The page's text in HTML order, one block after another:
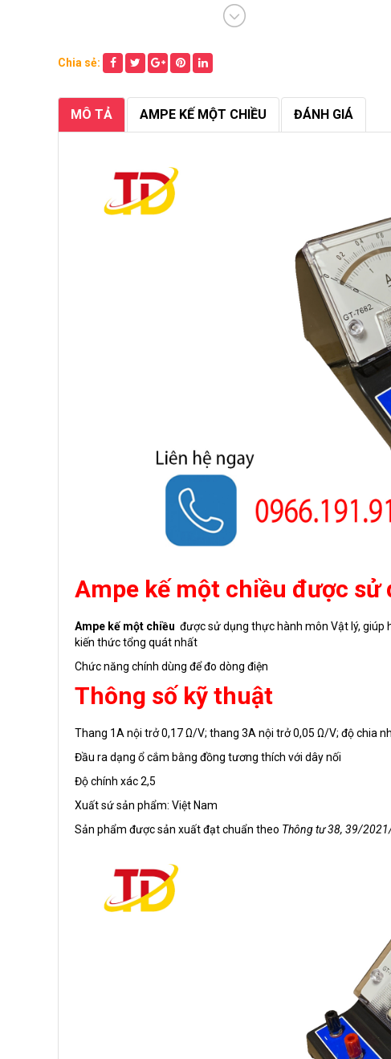
Chia sẻ:
MÔ TẢ AMPE KẾ MỘT CHIỀU ĐÁNH GIÁ
Ampe kế một chiều được sử
Ampe kế một chiều được sử dụng thực hành môn Vật lý, giúp
kiến thức tổng quát nhất
Chức năng chính dùng để đo dòng điện
Thông số kỹ thuật
Thang 1A nội trở 0,17 Ω/V; thang 3A nội trở 0,05 Ω/V; độ chia
Đầu ra dạng ổ cắm bằng đồng tương thích với dây nối
Độ chính xác 2,5
Xuất sứ sản phẩm: Việt Nam
Sản phẩm được sản xuất đạt chuẩn theo Thông tư 38, 39/2021/